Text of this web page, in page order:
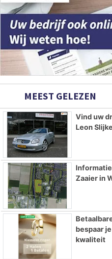
MEEST GELEZEN
Vind uw
Leon
Zaaier in
bespaar
kwaliteit